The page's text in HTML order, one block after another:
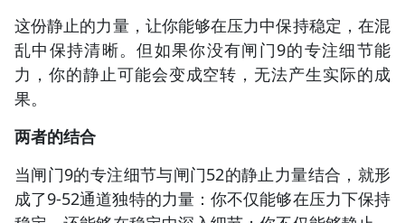
这份静止的力量，让你能够在压力中保持稳定，在混
乱中保持清晰。但如果你没有闸门9的专注细节能
力，你的静止可能会变成空转，无法产生实际的成
果。
两者的结合
当闸门9的专注细节与闸门52的静止力量结合，就形
成了9-52通道独特的力量：你不仅能够在压力下保持